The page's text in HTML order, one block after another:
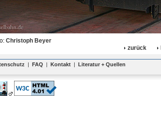
Christoph Beyer
zurück
| FAQ | Kontakt | Literatur + Quellen